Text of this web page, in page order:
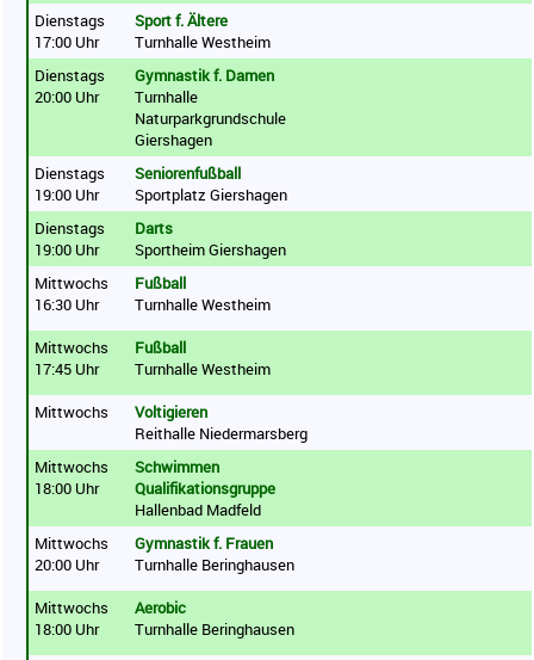
Dienstags
17:00 Uhr
Sport f. Ältere
Turnhalle Westheim
Dienstags
20:00 Uhr
Gymnastik f. Damen
Turnhalle
Naturparkgrundschule
Giershagen
Dienstags
19:00 Uhr
Seniorenfußball
Sportplatz Giershagen
Dienstags
19:00 Uhr
Darts
Sportheim Giershagen
Mittwochs
16:30 Uhr
Fußball
Turnhalle Westheim
Mittwochs
17:45 Uhr
Fußball
Turnhalle Westheim
Mittwochs
Voltigieren
Reithalle Niedermarsberg
Mittwochs
18:00 Uhr
Schwimmen
Qualifikationsgruppe
Hallenbad Madfeld
Mittwochs
20:00 Uhr
Gymnastik f. Frauen
Turnhalle Beringhausen
Mittwochs
18:00 Uhr
Aerobic
Turnhalle Beringhausen